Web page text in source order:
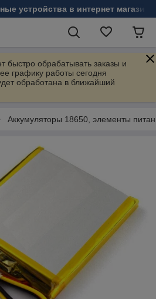
устройства в интернет магазине
быстро обрабатывать заказы и
графику работы сегодня
обработана в ближайший
Аккумуляторы 18650, элементы